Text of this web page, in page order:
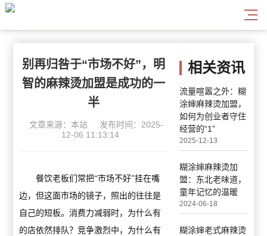
别再归咎于“市场不好”，明
智的麻辣烫加盟是成功的一
半
文章来源：本站
发布时间：2025-
12-06 11:13:14
餐饮老板们常把“市场不好”挂在嘴
边，但这面市场的镜子，照出的往往是
自己的短板。消费力减弱时，为什么有
的店依然排队？竞争激烈中，为什么有
相关资讯
流量喧嚣之外：糊
涂婶麻辣烫加盟，
如何为创业者守住
经营的“1”
2025-12-13
糊涂婶麻辣烫加
盟：东北老味道，
童年记忆的温暖
2024-06-18
糊涂婶老式麻辣烫